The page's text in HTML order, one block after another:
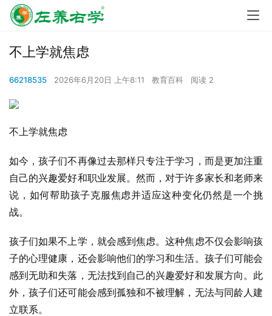
不上学就焦虑
66218535 2026年6月20日 上午8:11 教育百科 阅读 2
不上学就焦虑
如今，孩子们不再像过去那样只专注于学习，而是更加注重
自己的兴趣爱好和职业发展。然而，对于许多家长和老师来
说，如何帮助孩子克服焦虑并适应这种变化仍然是一个挑
战。
孩子们如果不上学，就会感到焦虑。这种焦虑不仅会影响孩
子的心理健康，还会影响他们的学习和生活。孩子们可能会
感到无助和失落，无法找到自己的兴趣爱好和发展方向。此
外，孩子们还可能会感到孤独和不被理解，无法与同龄人建
立联系。